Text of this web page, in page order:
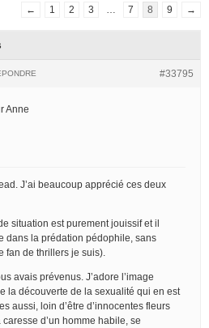
←
1 2 3 7 8 9 →
#33795
Anne
J’ai beaucoup apprécié ces deux
situation est purement jouissif et il
dans la prédation pédophile, sans
fan de thrillers je suis).
avais prévenus. J’adore l’image
la découverte de la sexualité qui en est
aussi, loin d’être d’innocentes fleurs
d’un homme habile, se